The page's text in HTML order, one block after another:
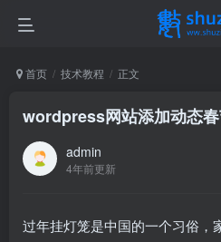
首页 技术教程 正文
wordpress网站添加动态
admin
4年前更新
过年挂灯笼是中国的一个习俗，